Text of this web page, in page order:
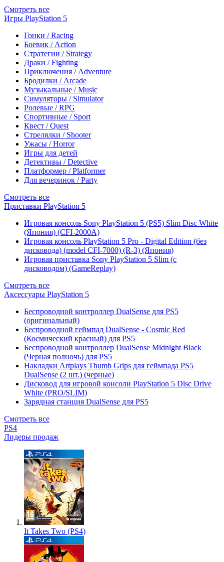
Смотреть все
Игры PlayStation 5
Гонки / Racing
Боевик / Action
Стратегии / Strategy
Драки / Fighting
Приключения / Adventure
Бродилки / Arcade
Музыкальные / Music
Симуляторы / Simulator
Ролевые / RPG
Спортивные / Sport
Квест / Quest
Стрелялки / Shooter
Ужасы / Horror
Игры для детей
Детективы / Detective
Платформер / Platformer
Для вечеринок / Party
Смотреть все
Приставки PlayStation 5
Игровая консоль Sony PlayStation 5 (PS5) Slim Disc White
(Япония) (CFI-2000A)
Игровая консоль PlayStation 5 Pro - Digital Edition (без
дисковода) (model CFI-7000) (R-3) (Япония)
Игровая приставка Sony PlayStation 5 Slim (с
дисководом) (GameReplay)
Смотреть все
Аксессуары PlayStation 5
Беспроводной контроллер DualSense для PS5
(оригинальный)
Беспроводной геймпад DualSense - Cosmic Red
(Космический красный) для PS5
Беспроводной контроллер DualSense Midnight Black
(Черная полночь) для PS5
Накладки Artplays Thumb Grips для геймпада PS5
DualSense (2 шт.) (черные)
Дисковод для игровой консоли PlayStation 5 Disc Drive
White (PRO/SLIM)
Зарядная станция DualSense для PS5
Смотреть все
PS4
Лидеры продаж
It Takes Two (PS4)